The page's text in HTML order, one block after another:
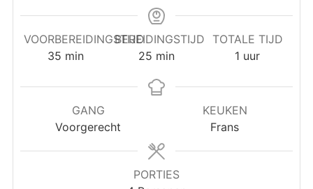
VOORBEREIDINGSTIJD
35minuten
min
BEREIDINGSTIJD
25 minuten
min
TOTALE TIJD
1 uur
uur
GANG
Voorgerecht
KEUKEN
Frans
PORTIES